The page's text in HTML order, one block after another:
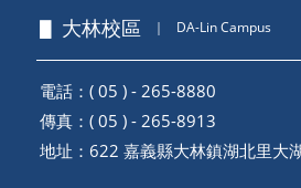
▋ 大林校區 ｜ DA-Lin Campus
電話：( 05 ) - 265-8880
傳真：( 05 ) - 265-8913
地址： 622 嘉義縣大林鎮湖北里大